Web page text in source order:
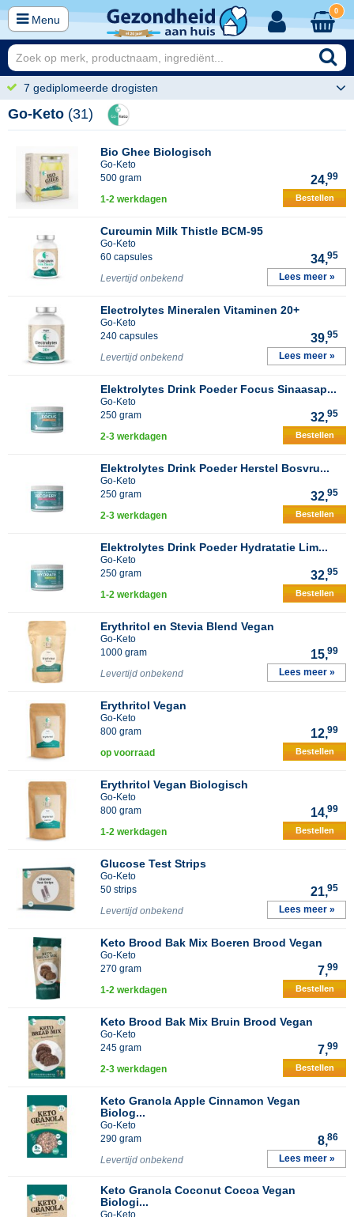
Menu
0
7 gediplomeerde drogisten
Go-Keto (31)
Bio Ghee Biologisch
Go-Keto
500 gram
24,99
1-2 werkdagen Bestellen
Curcumin Milk Thistle BCM-95
Go-Keto
60 capsules
34,95
Levertijd onbekend Lees meer »
Electrolytes Mineralen Vitaminen 20+
Go-Keto
240 capsules
39,95
Levertijd onbekend Lees meer »
Elektrolytes Drink Poeder Focus Sinaasap...
Go-Keto
250 gram
32,95
2-3 werkdagen Bestellen
Elektrolytes Drink Poeder Herstel Bosvru...
Go-Keto
250 gram
32,95
2-3 werkdagen Bestellen
Elektrolytes Drink Poeder Hydratatie Lim...
Go-Keto
250 gram
32,95
1-2 werkdagen Bestellen
Erythritol en Stevia Blend Vegan
Go-Keto
1000 gram
15,99
Levertijd onbekend Lees meer »
Erythritol Vegan
Go-Keto
800 gram
12,99
op voorraad Bestellen
Erythritol Vegan Biologisch
Go-Keto
800 gram
14,99
1-2 werkdagen Bestellen
Glucose Test Strips
Go-Keto
50 strips
21,95
Levertijd onbekend Lees meer »
Keto Brood Bak Mix Boeren Brood Vegan
Go-Keto
270 gram
7,99
1-2 werkdagen Bestellen
Keto Brood Bak Mix Bruin Brood Vegan
Go-Keto
245 gram
7,99
2-3 werkdagen Bestellen
Keto Granola Apple Cinnamon Vegan
Biolog...
Go-Keto
290 gram
8,86
Levertijd onbekend Lees meer »
Keto Granola Coconut Cocoa Vegan
Biologi...
Go-Keto